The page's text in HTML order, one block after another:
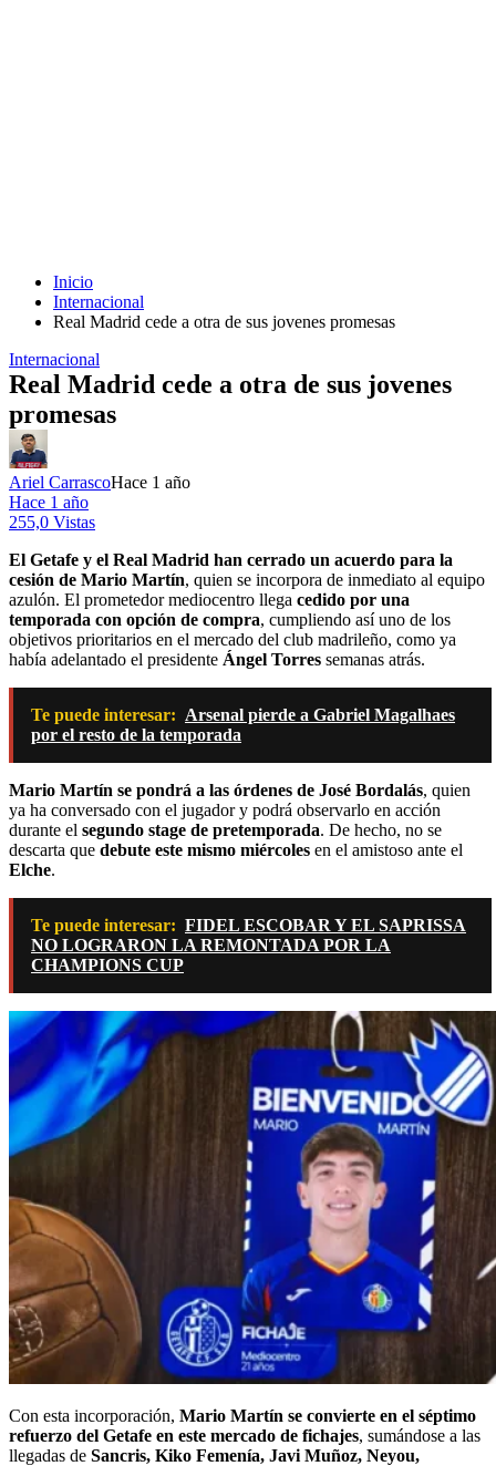
Inicio
Internacional
Real Madrid cede a otra de sus jovenes promesas
Internacional
Real Madrid cede a otra de sus jovenes
promesas
Ariel CarrascoHace 1 año
Hace 1 año
255,0 Vistas
El Getafe y el Real Madrid han cerrado un acuerdo para la
cesión de Mario Martín, quien se incorpora de inmediato al equipo
azulón. El prometedor mediocentro llega cedido por una
temporada con opción de compra, cumpliendo así uno de los
objetivos prioritarios en el mercado del club madrileño, como ya
había adelantado el presidente Ángel Torres semanas atrás.
Te puede interesar: Arsenal pierde a Gabriel Magalhaes
por el resto de la temporada
Mario Martín se pondrá a las órdenes de José Bordalás, quien
ya ha conversado con el jugador y podrá observarlo en acción
durante el segundo stage de pretemporada. De hecho, no se
descarta que debute este mismo miércoles en el amistoso ante el
Elche.
Te puede interesar: FIDEL ESCOBAR Y EL SAPRISSA
NO LOGRARON LA REMONTADA POR LA
CHAMPIONS CUP
Con esta incorporación, Mario Martín se convierte en el séptimo
refuerzo del Getafe en este mercado de fichajes, sumándose a las
llegadas de Sancris, Kiko Femenía, Javi Muñoz, Neyou,